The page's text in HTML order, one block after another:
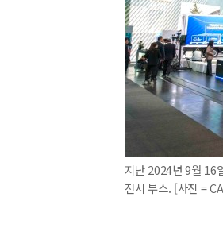
지난 2024년 9월 16
전시 부스. [사진 =